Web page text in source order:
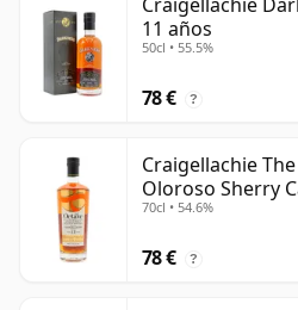
11 años
50cl • 55.5%
78 € ?
Craigellachie
Oloroso Sherry
años
70cl • 54.6%
78 € ?